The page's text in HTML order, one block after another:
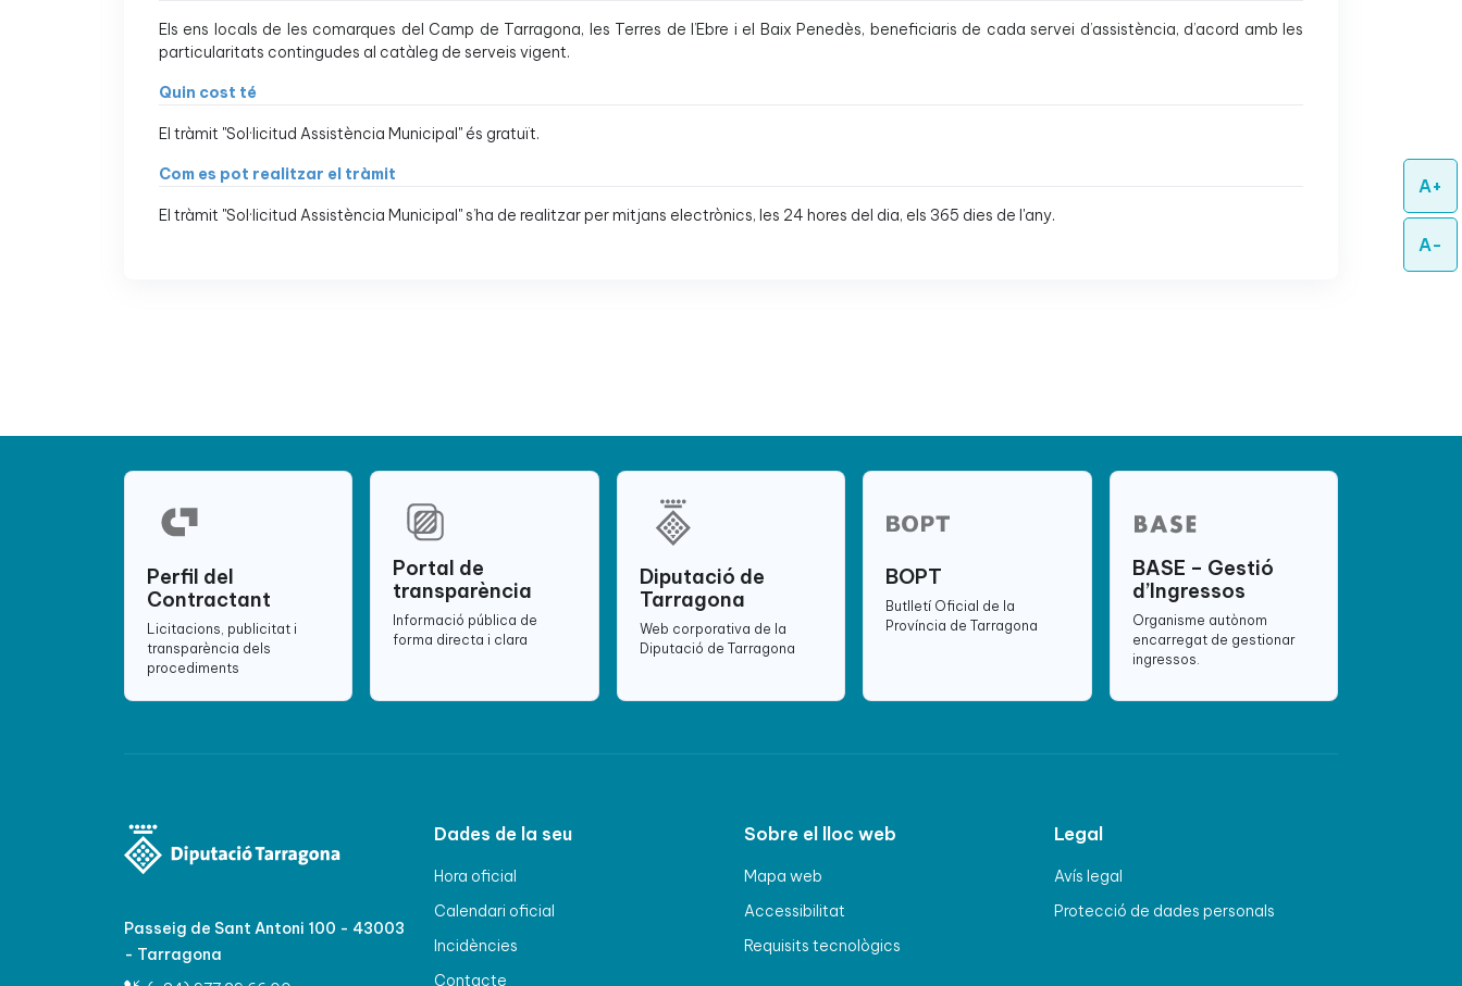
A+
A-
Els ens locals de les comarques del Camp de Tarragona, les Terres de l’Ebre i el Baix Penedès, beneficiaris de cada servei d’assistència, d’acord amb les
particularitats contingudes al catàleg de serveis vigent.
Quin cost té
El tràmit "Sol·licitud Assistència Municipal" és gratuït.
Com es pot realitzar el tràmit
El tràmit "Sol·licitud Assistència Municipal" s’ha de realitzar per mitjans electrònics, les 24 hores del dia, els 365 dies de l'any.
Perfil del
Contractant
Licitacions, publicitat i
transparència dels
procediments
Portal de
transparència
Informació pública de
forma directa i clara
Diputació de
Tarragona
Web corporativa de la
Diputació de Tarragona
BOPT
Butlletí Oficial de la
Província de Tarragona
BASE – Gestió
d’Ingressos
Organisme autònom
encarregat de gestionar
ingressos.
Passeig de Sant Antoni 100 - 43003
- Tarragona
Dades de la seu
Hora oficial
Calendari oficial
Incidències
Contacte
Sobre el lloc web
Mapa web
Accessibilitat
Requisits tecnològics
Legal
Avís legal
Protecció de dades personals